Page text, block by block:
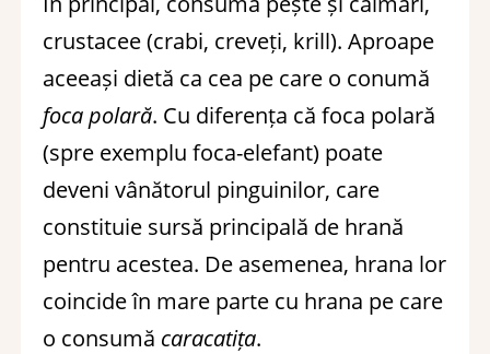
crustacee (crabi, creveți, krill). Aproape
aceeași dietă ca cea pe care o conumă
foca polară. Cu diferența că foca polară
(spre exemplu foca-elefant) poate
deveni vânătorul pinguinilor, care
constituie sursă principală de hrană
pentru acestea. De asemenea, hrana lor
coincide în mare parte cu hrana pe care
o consumă caracatița.